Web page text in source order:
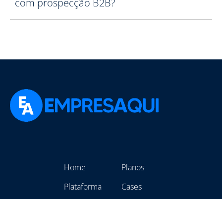
com prospecção B2B?
Home
Plataforma
Planos
Cases